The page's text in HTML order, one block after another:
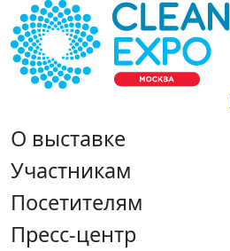
О выставке
Участникам
Посетителям
Пресс-центр